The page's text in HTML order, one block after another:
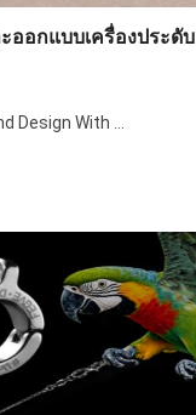
ออกแบบเครื่องประดับ
Design With